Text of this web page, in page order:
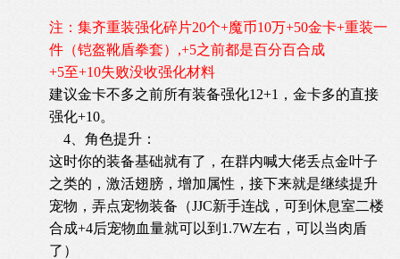
注：集齐重装强化碎片20个+魔币10万+50金卡+重装一
件（铠盔靴盾拳套）,+5之前都是百分百合成
+5至+10失败没收强化材料
建议金卡不多之前所有装备强化12+1，金卡多的直接
强化+10。
4、角色提升：
这时你的装备基础就有了，在群内喊大佬丢点金叶子
之类的，激活翅膀，增加属性，接下来就是继续提升
宠物，弄点宠物装备（JJC新手连战，可到休息室二楼
合成+4后宠物血量就可以到1.7W左右，可以当肉盾
了）